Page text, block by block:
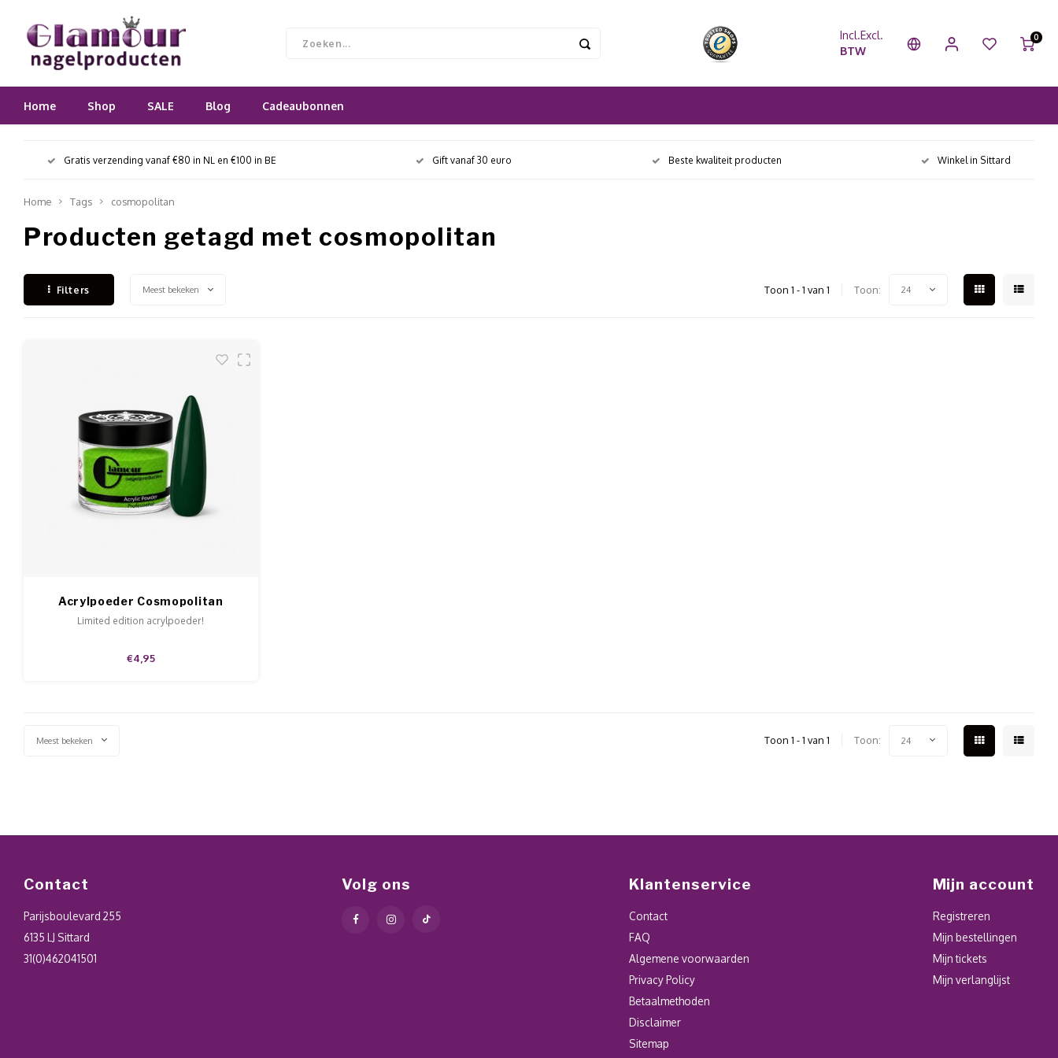
Incl.Excl.
BTW
0
Home Shop SALE Blog Cadeaubonnen
Gratis verzending vanaf €80 in NL en €100 in BE Gift vanaf 30 euro Beste kwaliteit producten Winkel in Sittard
Home Tags cosmopolitan
Producten getagd met cosmopolitan
Filters Meest bekeken Toon 1 - 1 van 1 Toon: 24
Acrylpoeder Cosmopolitan
Limited edition acrylpoeder!
€4,95
Meest bekeken Toon 1 - 1 van 1 Toon: 24
Contact
Parijsboulevard 255
6135 LJ Sittard
31(0)462041501
Volg ons Klantenservice
Contact
FAQ
Algemene voorwaarden
Privacy Policy
Betaalmethoden
Disclaimer
Sitemap
Mijn account
Registreren
Mijn bestellingen
Mijn tickets
Mijn verlanglijst